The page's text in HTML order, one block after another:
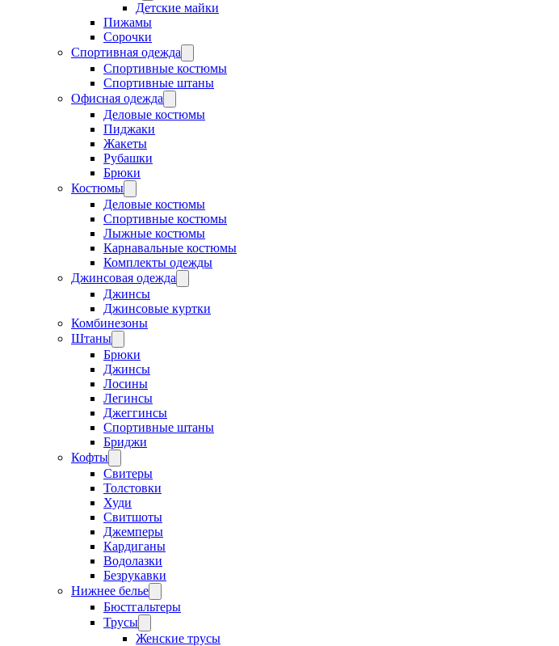
Детские майки
Пижамы
Сорочки
Спортивная одежда
Спортивные костюмы
Спортивные штаны
Офисная одежда
Деловые костюмы
Пиджаки
Жакеты
Рубашки
Брюки
Костюмы
Деловые костюмы
Спортивные костюмы
Лыжные костюмы
Карнавальные костюмы
Комплекты одежды
Джинсовая одежда
Джинсы
Джинсовые куртки
Комбинезоны
Штаны
Брюки
Джинсы
Лосины
Легинсы
Джеггинсы
Спортивные штаны
Бриджи
Кофты
Свитеры
Толстовки
Худи
Свитшоты
Джемперы
Кардиганы
Водолазки
Безрукавки
Нижнее белье
Бюстгальтеры
Трусы
Женские трусы